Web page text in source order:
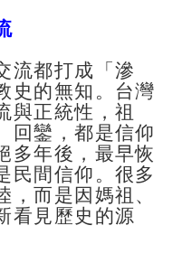
流都打成「滲
史的無知。台灣
與正統性，祖
回鑾，都是信仰
多年後，最早恢
民間信仰。很多
而是因媽祖、
看見歷史的源